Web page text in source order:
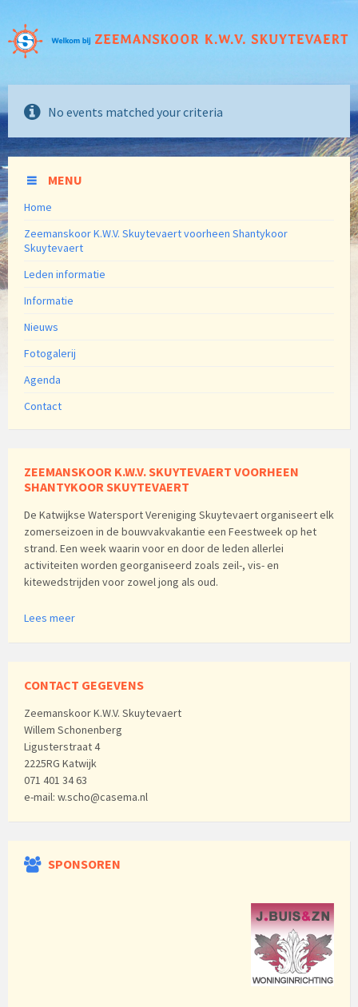
No events matched your criteria
MENU
Home
Zeemanskoor K.W.V. Skuytevaert voorheen Shantykoor
Skuytevaert
Leden informatie
Informatie
Nieuws
Fotogalerij
Agenda
Contact
ZEEMANSKOOR K.W.V. SKUYTEVAERT VOORHEEN
SHANTYKOOR SKUYTEVAERT
De Katwijkse Watersport Vereniging Skuytevaert organiseert elk
zomerseizoen in de bouwvakvakantie een Feestweek op het
strand. Een week waarin voor en door de leden allerlei
activiteiten worden georganiseerd zoals zeil-, vis- en
kitewedstrijden voor zowel jong als oud.
Lees meer
CONTACT GEGEVENS
Zeemanskoor K.W.V. Skuytevaert
Willem Schonenberg
Ligusterstraat 4
2225RG Katwijk
071 401 34 63
e-mail: w.scho@casema.nl
SPONSOREN